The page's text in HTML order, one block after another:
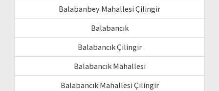
Balabanbey Mahallesi Çilingir
Balabancık
Balabancık Çilingir
Balabancık Mahallesi
Balabancık Mahallesi Çilingir